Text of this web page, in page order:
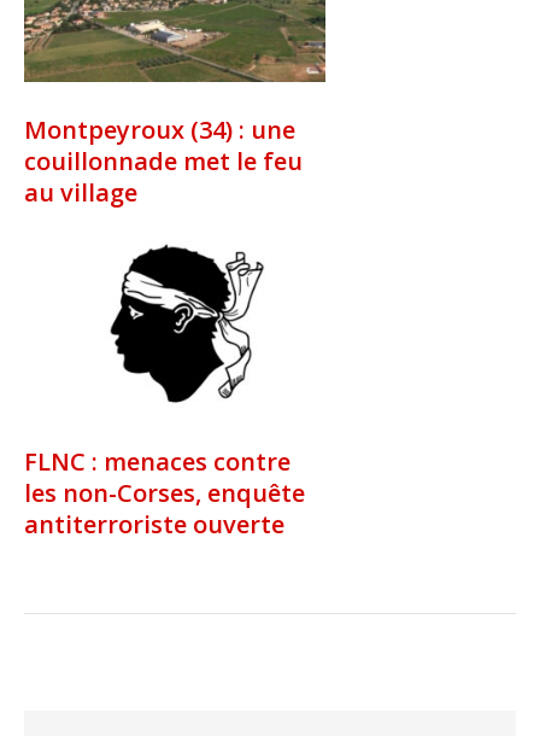
Montpeyroux (34) : une
couillonnade met le feu
au village
FLNC : menaces contre
les non-Corses, enquête
antiterroriste ouverte